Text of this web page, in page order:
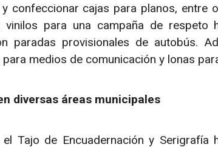
confeccionar cajas para planos, entre
vinilos para una campaña de
paradas provisionales de autobús.
medios de comunicación y lonas
diversas áreas municipales
el Tajo de Encuadernación y Serigrafía